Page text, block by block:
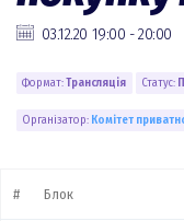
03.12.20 19:00 - 20:00
Формат:Трансляція Статус:
Організатор: Комiтет
# Блок